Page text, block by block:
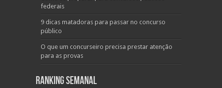
federais
9 dicas matadoras para passar no concurso
público
O que um concurseiro precisa prestar atenção
para as provas
Ranking Semanal